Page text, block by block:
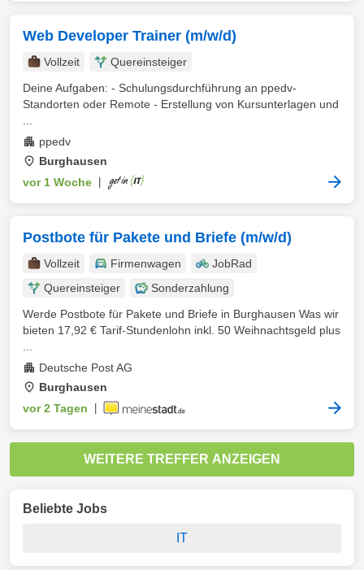
Web Developer Trainer (m/w/d)
Vollzeit
Quereinsteiger
Deine Aufgaben: - Schulungsdurchführung an ppedv-
Standorten oder Remote - Erstellung von Kursunterlagen und
ppedv
Burghausen
vor 1 Woche
Postbote für Pakete und Briefe (m/w/d)
Vollzeit Firmenwagen
JobRad
Quereinsteiger
Sonderzahlung
Werde Postbote für Pakete und Briefe in Burghausen Was wir
bieten 17,92 € Tarif-Stundenlohn inkl. 50 Weihnachtsgeld plus
Deutsche Post AG
Burghausen
vor 2 Tagen
WEITERE TREFFER ANZEIGEN
Beliebte Jobs
IT